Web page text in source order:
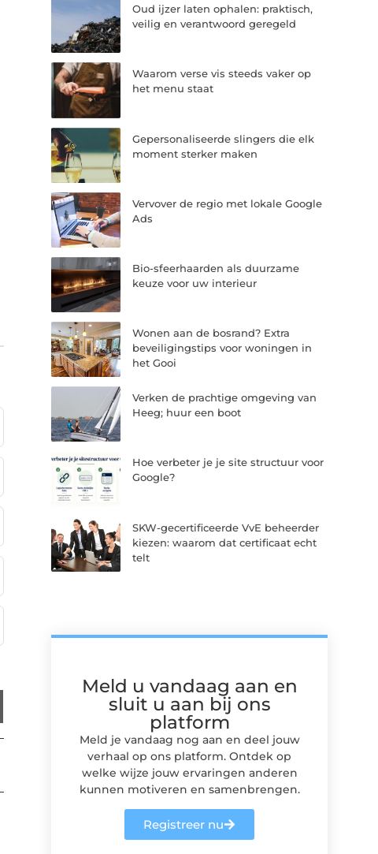
Oud ijzer laten ophalen: praktisch,
veilig en verantwoord geregeld
Waarom verse vis steeds vaker op
het menu staat
Gepersonaliseerde slingers die elk
moment sterker maken
Vervover de regio met lokale Google
Ads
Bio-sfeerhaarden als duurzame
keuze voor uw interieur
Wonen aan de bosrand? Extra
beveiligingstips voor woningen in
het Gooi
Verken de prachtige omgeving van
Heeg; huur een boot
Hoe verbeter je je site structuur voor
Google?
SKW-gecertificeerde VvE beheerder
kiezen: waarom dat certificaat echt
telt
Meld u vandaag aan en
sluit u aan bij ons
platform
Meld je vandaag nog aan en deel jouw
verhaal op ons platform. Ontdek op
welke wijze jouw ervaringen anderen
kunnen motiveren en samenbrengen.
Registreer nu